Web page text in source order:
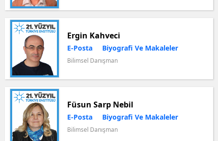
Ergin Kahveci
Bilimsel Danışman
E-Posta Biyografi Ve Makaleler
Füsun Sarp Nebil
Bilimsel Danışman
E-Posta Biyografi Ve Makaleler